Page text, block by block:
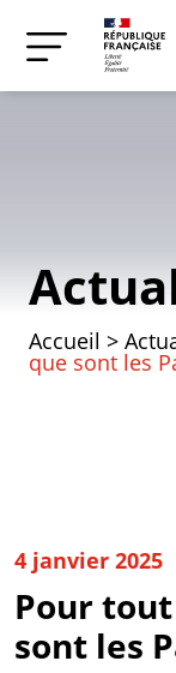
Accueil >
que sont les
4 janvier 2025
Pour
sont les